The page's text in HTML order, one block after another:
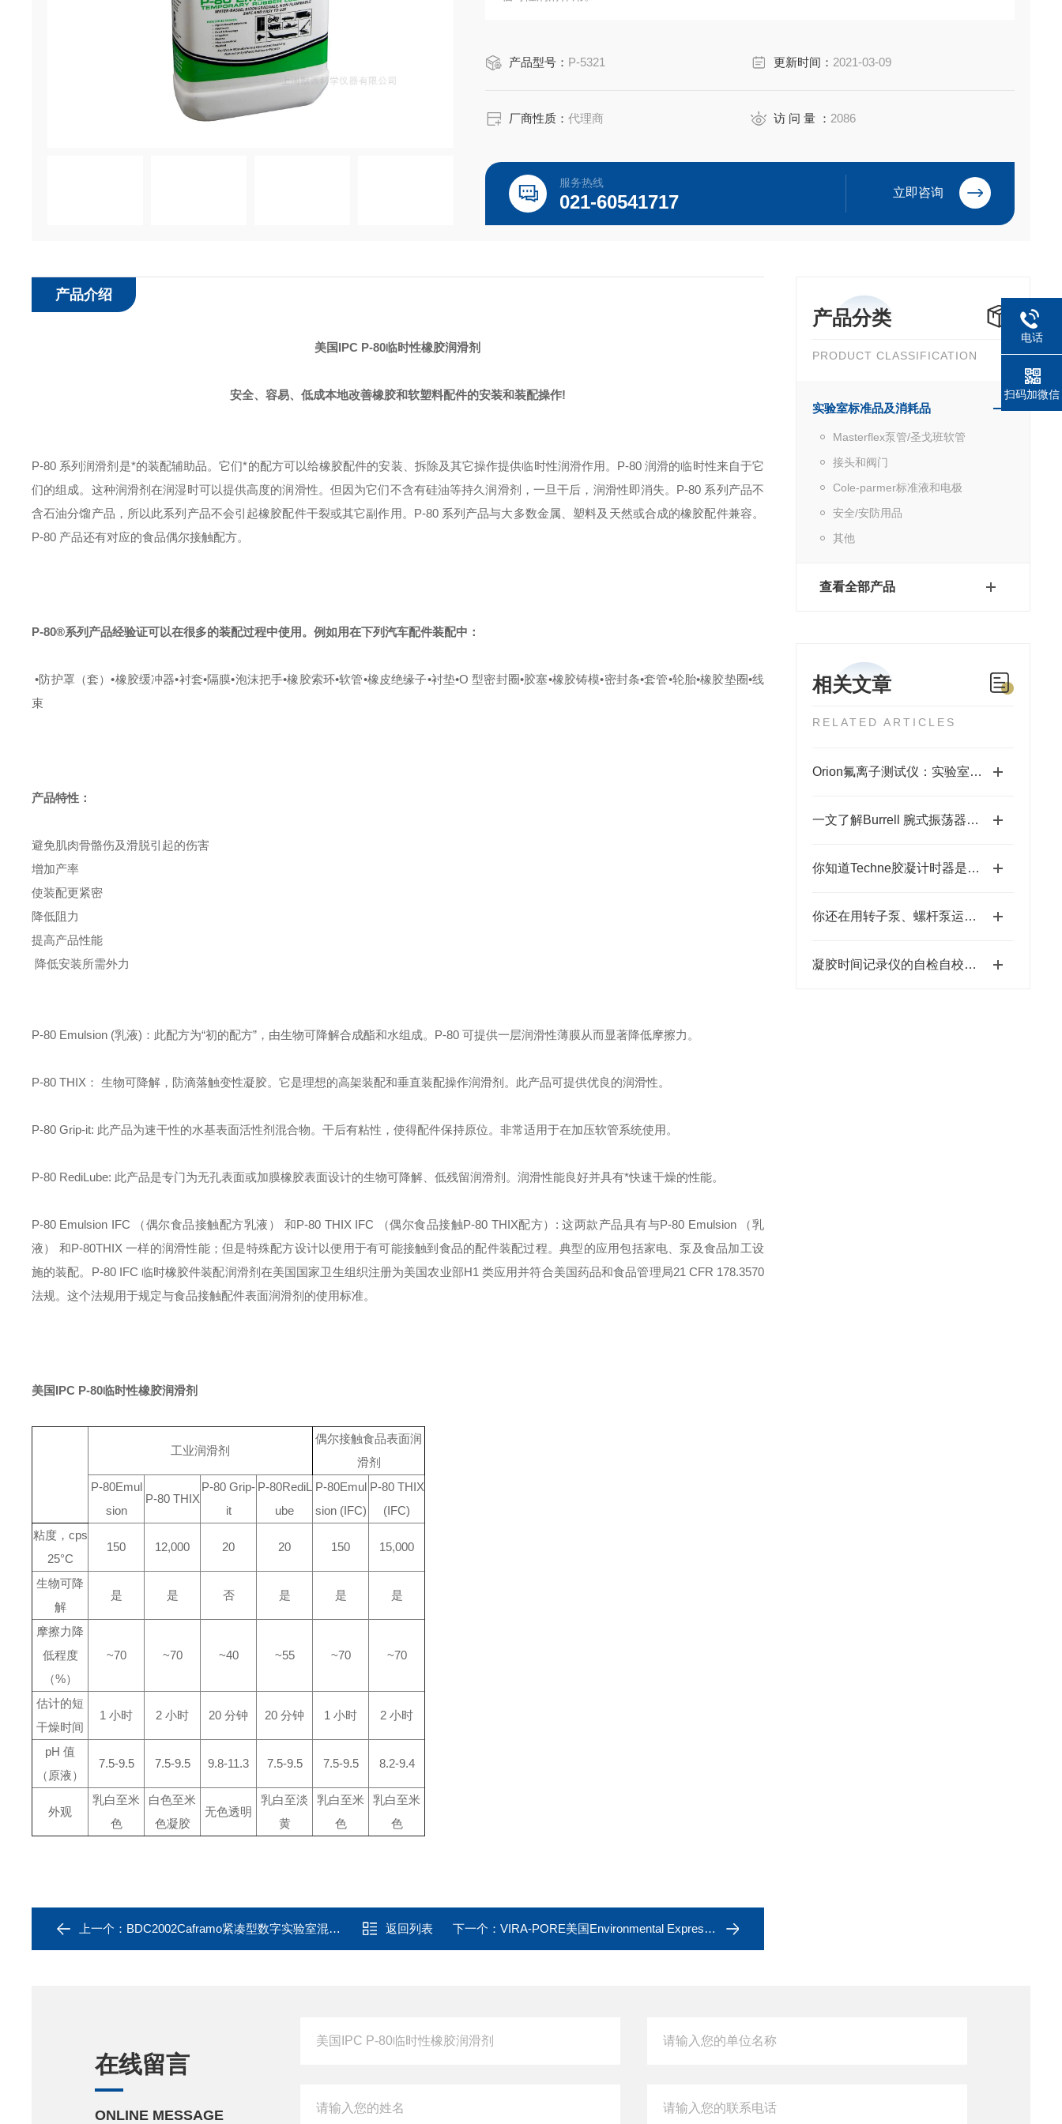
产品型号： P-5321 更新时间： 2021-03-09
厂商性质：代理商 访 问 量 ： 2086
服务热线
021-60541717 立即咨询
产品分类
PRODUCT CLASSIFICATION
实验室标准品及消耗品
Masterflex泵管/圣戈班软管
接头和阀门
Cole-parmer标准液和电极
安全/安防用品
其他
查看全部产品
相关文章
RELATED ARTICLES
Orion氟离子测试仪：实验室质量控制的可靠解决方案
一文了解Burrell 腕式振荡器的基本构造与特性
你知道Techne胶凝计时器是如何进行工作的吗？
你还在用转子泵、螺杆泵运输吗？该试试蠕动泵了
凝胶时间记录仪的自检自校规程
产品介绍
美国IPC P-80临时性橡胶润滑剂
安全、容易、低成本地改善橡胶和软塑料配件的安装和装配操作!
P-80 系列润滑剂是*的装配辅助品。它们*的配方可以给橡胶配件的安装、拆除及其它操作提供临时性润滑作用。 P-80 润滑的临时性来自于它
们的组成。这种润滑剂在润湿时可以提供高度的润滑性。但因为它们不含有硅油等持久润滑剂，一旦干后，润滑性即消失。P-80 系列产品不
含石油分馏产品，所以此系列产品不会引起橡胶配件干裂或其它副作用。P-80 系列产品与大多数金属、塑料及天然或合成的橡胶配件兼容。
P-80 产品还有对应的食品偶尔接触配方。
P-80®系列产品经验证可以在很多的装配过程中使用。例如用在下列汽车配件装配中：
•防护罩（套）•橡胶缓冲器•衬套•隔膜•泡沫把手•橡胶索环•软管•橡皮绝缘子•衬垫•O 型密封圈•胶塞•橡胶铸模•密封条•套管•轮胎•橡胶垫圈•线
束
产品特性：
避免肌肉骨骼伤及滑脱引起的伤害
增加产率
使装配更紧密
降低阻力
提高产品性能
降低安装所需外力
P-80 Emulsion (乳液)：此配方为“初的配方”，由生物可降解合成酯和水组成。P-80 可提供一层润滑性薄膜从而显著降低摩擦力。
P-80 THIX： 生物可降解，防滴落触变性凝胶。它是理想的高架装配和垂直装配操作润滑剂。此产品可提供优良的润滑性。
P-80 Grip-it: 此产品为速干性的水基表面活性剂混合物。干后有粘性，使得配件保持原位。非常适用于在加压软管系统使用。
P-80 RediLube: 此产品是专门为无孔表面或加膜橡胶表面设计的生物可降解、低残留润滑剂。润滑性能良好并具有*快速干燥的性能。
P-80 Emulsion IFC （偶尔食品接触配方乳液） 和P-80 THIX IFC （偶尔食品接触P-80 THIX配方）: 这两款产品具有与P-80 Emulsion （乳
液） 和P-80THIX 一样的润滑性能；但是特殊配方设计以便用于有可能接触到食品的配件装配过程。典型的应用包括家电、泵及食品加工设
施的装配。P-80 IFC 临时橡胶件装配润滑剂在美国国家卫生组织注册为美国农业部H1 类应用并符合美国药品和食品管理局21 CFR 178.3570
法规。这个法规用于规定与食品接触配件表面润滑剂的使用标准。
美国IPC P-80临时性橡胶润滑剂
工业润滑剂
偶尔接触食品表面润
滑剂
P-80Emul
sion
P-80 THIX
P-80 Grip-
it
P-80RediL
ube
P-80Emul
sion (IFC)
P-80 THIX
(IFC)
粘度， cps
25°C
150 12,000 20 20 150 15,000
生物可降
解
是 是 否 是 是 是
摩擦力降
低程度
（%）
~70 ~70 ~40 ~55 ~70 ~70
估计的短
干燥时间
1 小时 2 小时 20 分钟 20 分钟 1 小时 2 小时
pH 值
（原液）
7.5-9.5 7.5-9.5 9.8-11.3 7.5-9.5 7.5-9.5 8.2-9.4
外观
乳白至米
色
白色至米
色凝胶
无色透明
乳白至淡
黄
乳白至米
色
乳白至米
色
上一个： BDC2002Caframo紧凑型数字实验室混合器 返回列表 下一个： VIRA-PORE美国Environmental Express空气采样盒
在线留言
ONLINE MESSAGE
电话
扫码加微信